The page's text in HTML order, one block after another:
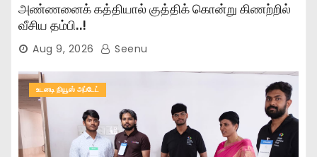
அண்ணனைக் கத்தியால் குத்திக் கொன்று கிணற்றில்
வீசிய தம்பி..!
Aug 9, 2026 Seenu
உடனடி நியூஸ் அப்டேட்